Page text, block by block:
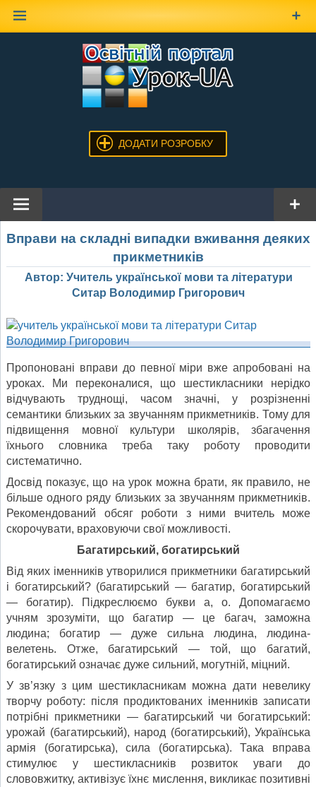
ДОДАТИ РОЗРОБКУ
Вправи на складні випадки вживання деяких
прикметників
Автор: Учитель української мови та літератури
Ситар Володимир Григорович
Пропоновані вправи до певної міри вже апробовані на
уроках. Ми переконалися, що шестикласники нерідко
відчувають труднощі, часом значні, у розрізненні
семантики близьких за звучанням прикметників. Тому для
підвищення мовної культури школярів, збагачення
їхнього словника треба таку роботу проводити
систематично.
Досвід показує, що на урок можна брати, як правило, не
більше одного ряду близьких за звучанням прикметників.
Рекомендований обсяг роботи з ними вчитель може
скорочувати, враховуючи свої можливості.
Багатирський, богатирський
Від яких іменників утворилися прикметники багатирський
і богатирський? (багатирський — багатир, богатирський
— богатир). Підкреслюємо букви а, о. Допомагаємо
учням зрозуміти, що багатир — це багач, заможна
людина; богатир — дуже сильна людина, людина-
велетень. Отже, багатирський — той, що багатий,
богатирський означає дуже сильний, могутній, міцний.
У зв’язку з цим шестикласникам можна дати невелику
творчу роботу: після продиктованих іменників записати
потрібні прикметники — багатирський чи богатирський:
урожай (багатирський), народ (богатирський), Українська
армія (богатирська), сила (богатирська). Така вправа
стимулює у шестикласників розвиток уваги до
слововжитку, активізує їхнє мислення, викликає позитивні